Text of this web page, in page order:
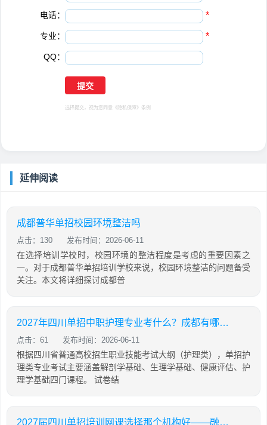
电话： *
专业： *
QQ：
选择提交，视为您同意 《隐私保障》 条例
延伸阅读
成都普华单招校园环境整洁吗
点击：130 发布时间：2026-06-11
在选择培训学校时，校园环境的整洁程度是考虑的重要因素之
一。对于成都普华单招培训学校来说，校园环境整洁的问题备受
关注。本文将详细探讨成都普
2027年四川单招中职护理专业考什么？成都有哪些单招机构提供护理专业培训？
点击：61 发布时间：2026-06-11
根据四川省普通高校招生职业技能考试大纲（护理类），单招护
理类专业考试主要涵盖解剖学基础、生理学基础、健康评估、护
理学基础四门课程。 试卷结
2027届四川单招培训网课选择那个机构好——融创单招培训学校